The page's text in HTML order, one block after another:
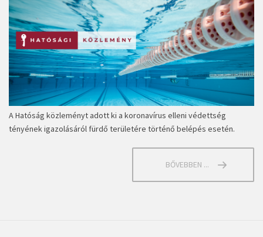
A Hatóság közleményt adott ki a koronavírus elleni védettség
tényének igazolásáról fürdő területére történő belépés esetén.
BŐVEBBEN ...